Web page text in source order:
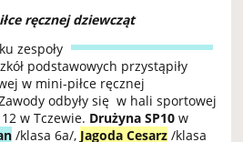
ręcznej dziewcząt
zespoły
podstawowych przystąpiły
w mini-piłce ręcznej
odbyły się w hali sportowej
w Tczewie. Drużyna SP10 w
/klasa 6a/, Jagoda Cesarz /klasa